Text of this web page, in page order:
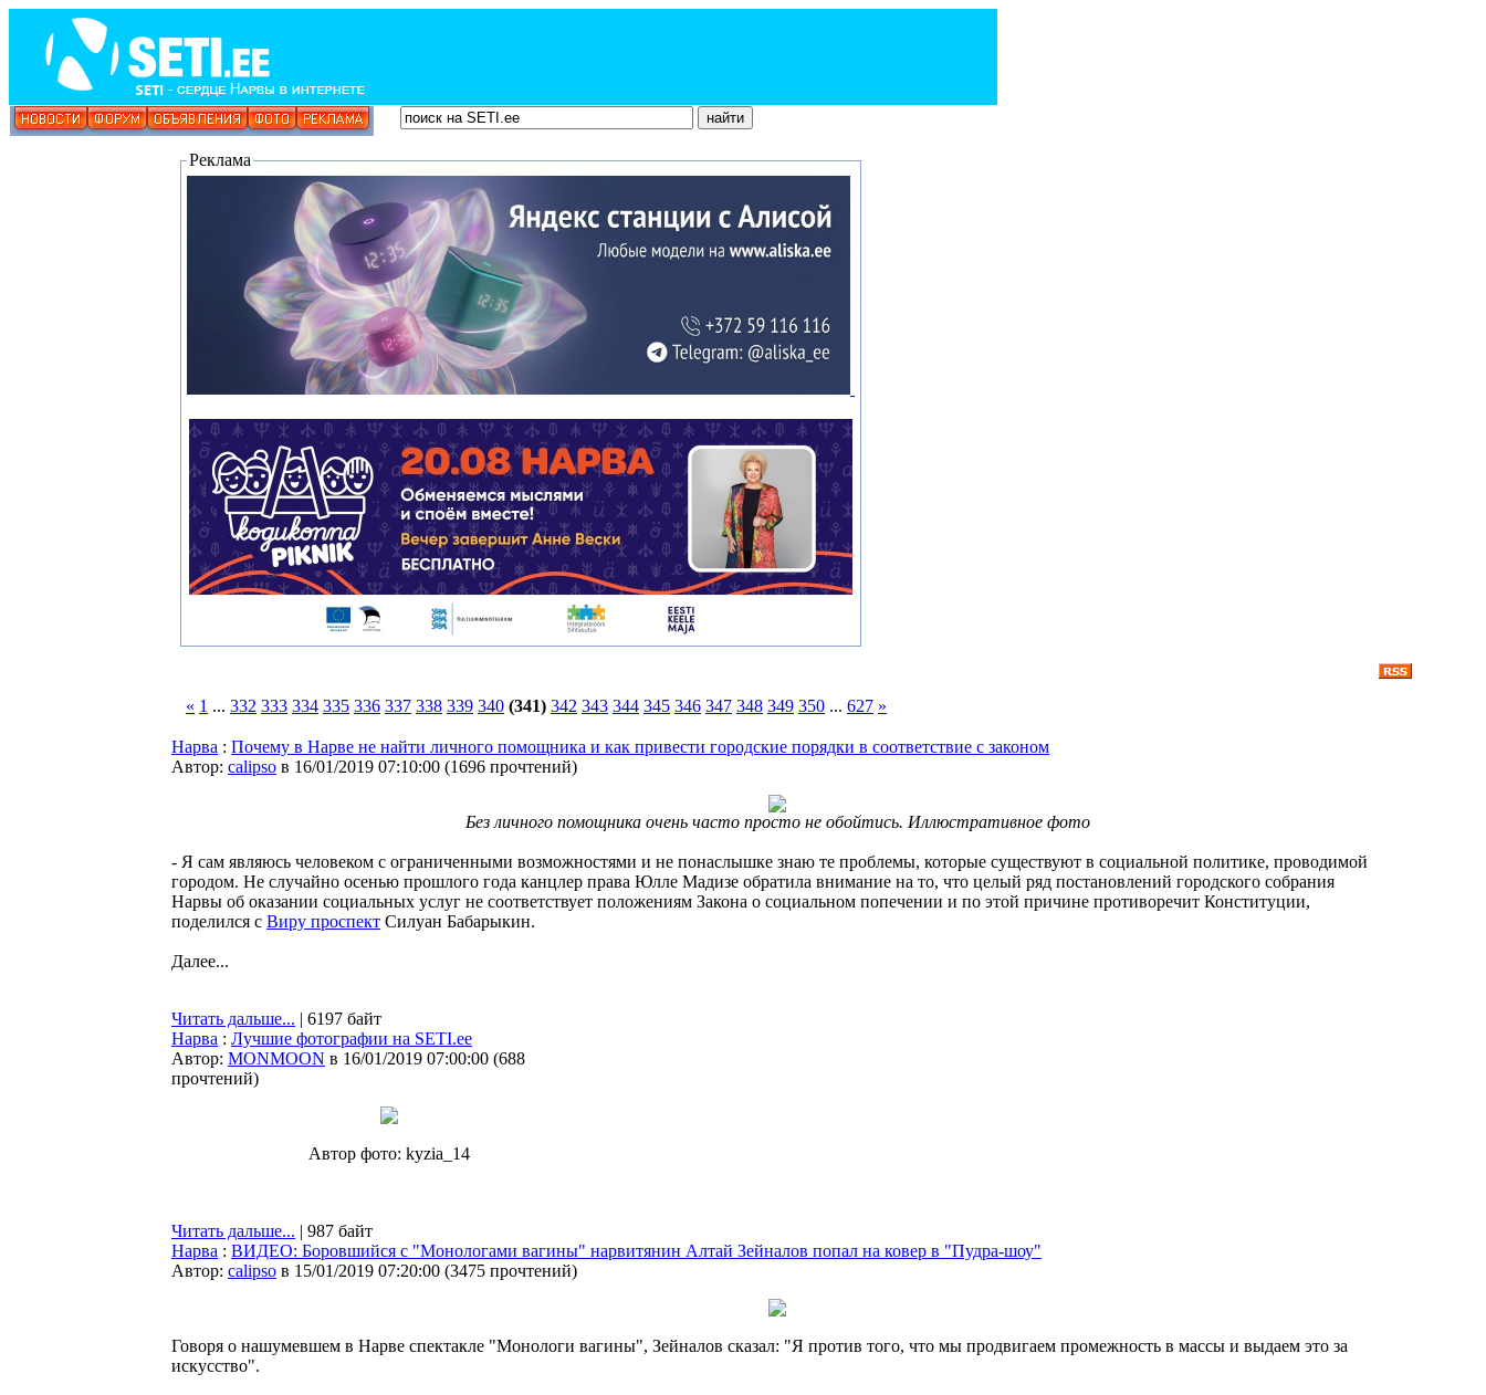
Реклама
« 1 ... 332 333 334 335 336 337 338 339 340 (341) 342 343 344 345 346 347 348 349 350 ... 627 »
Нарва : Почему в Нарве не найти личного помощника и как привести городские порядки в соответствие с законом
Автор: calipso в 16/01/2019 07:10:00 (1696 прочтений)
Без личного помощника очень часто просто не обойтись. Иллюстративное фото
- Я сам являюсь человеком с ограниченными возможностями и не понаслышке знаю те проблемы, которые существуют в социальной политике, проводимой
городом. Не случайно осенью прошлого года канцлер права Юлле Мадизе обратила внимание на то, что целый ряд постановлений городского собрания
Нарвы об оказании социальных услуг не соответствует положениям Закона о социальном попечении и по этой причине противоречит Конституции,
поделился с Виру проспект Силуан Бабарыкин.
Далее...
Читать дальше... | 6197 байт
Нарва : Лучшие фотографии на SETI.ee
Автор: MONMOON в 16/01/2019 07:00:00 (688
прочтений)
Автор фото: kyzia_14
Читать дальше... | 987 байт
Нарва : ВИДЕО: Боровшийся с "Монологами вагины" нарвитянин Алтай Зейналов попал на ковер в "Пудра-шоу"
Автор: calipso в 15/01/2019 07:20:00 (3475 прочтений)
Говоря о нашумевшем в Нарве спектакле "Монологи вагины", Зейналов сказал: "Я против того, что мы продвигаем промежность в массы и выдаем это за
искусство".